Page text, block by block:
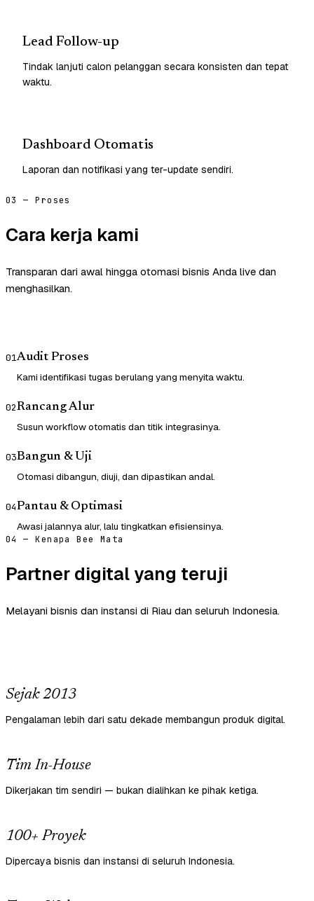
Lead Follow-up
Tindak lanjuti calon pelanggan secara konsisten dan tepat
waktu.
Dashboard Otomatis
Laporan dan notifikasi yang ter-update sendiri.
03 — Proses
Cara kerja kami
Transparan dari awal hingga otomasi bisnis Anda live dan
menghasilkan.
01Audit Proses
Kami identifikasi tugas berulang yang menyita waktu.
02Rancang Alur
Susun workflow otomatis dan titik integrasinya.
03Bangun & Uji
Otomasi dibangun, diuji, dan dipastikan andal.
04Pantau & Optimasi
Awasi jalannya alur, lalu tingkatkan efisiensinya.
04 — Kenapa Bee Mata
Partner digital yang teruji
Melayani bisnis dan instansi di Riau dan seluruh Indonesia.
Sejak 2013
Pengalaman lebih dari satu dekade membangun produk digital.
Tim In-House
Dikerjakan tim sendiri — bukan dialihkan ke pihak ketiga.
100+ Proyek
Dipercaya bisnis dan instansi di seluruh Indonesia.